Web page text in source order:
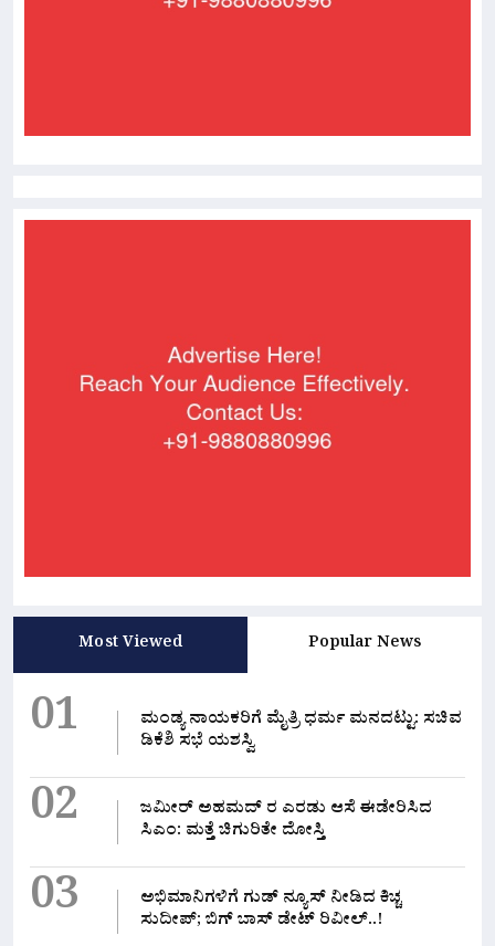
Most Viewed Popular News
01
ಮಂಡ್ಯ ನಾಯಕರಿಗೆ ಮೈತ್ರಿ ಧರ್ಮ ಮನದಟ್ಟು: ಸಚಿವ
ಡಿಕೆಶಿ ಸಭೆ ಯಶಸ್ವಿ
02
ಜಮೀರ್ ಅಹಮದ್ ರ ಎರಡು ಆಸೆ ಈಡೇರಿಸಿದ
ಸಿಎಂ: ಮತ್ತೆ ಚಿಗುರಿತೇ ದೋಸ್ತಿ
03
ಅಭಿಮಾನಿಗಳಿಗೆ ಗುಡ್ ನ್ಯೂಸ್ ನೀಡಿದ ಕಿಚ್ಚ
ಸುದೀಪ್; ಬಿಗ್ ಬಾಸ್ ಡೇಟ್ ರಿವೀಲ್..!